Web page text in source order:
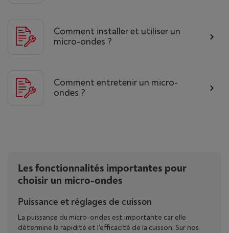
Comment installer et utiliser un
micro-ondes ?
Comment entretenir un micro-
ondes ?
Les fonctionnalités importantes pour
choisir un micro-ondes
Puissance et réglages de cuisson
La puissance du micro-ondes est importante car elle
détermine la rapidité et l'efficacité de la cuisson. Sur nos